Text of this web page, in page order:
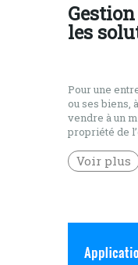
les
Pour une
ou ses biens,
vendre à un
propriété de
bonne
[…]
Voir plus